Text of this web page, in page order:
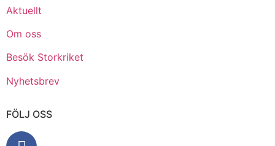
Aktuellt
Om oss
Besök Storkriket
Nyhetsbrev
FÖLJ OSS